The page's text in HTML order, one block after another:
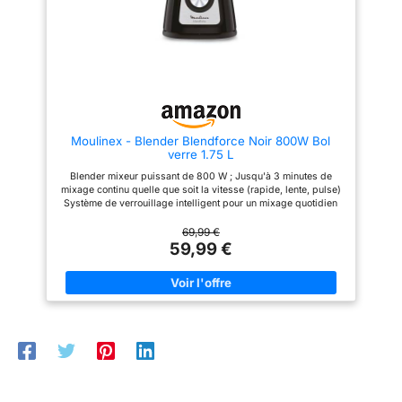
puissance à chaque recette
grâce aux 12 niveaux de
vitesse. La fonction Turbo
que la molette permet un
pour chaque recette. Lame en
protection anti-rayures – La
lame dorée de haute qualité
avec revêtement en titane
ingrédients. La protection sans
surfaces délicates et à réduire
l’utilisation directe dans les
d’amande, du houmous et bien
plus grâce au puissant moteur
Moulinex - Blender Blendforce Noir 800W Bol
verre 1.75 L
Blender mixeur puissant de 800 W ; Jusqu'à 3 minutes de
mixage continu quelle que soit la vitesse (rapide, lente, pulse)
Système de verrouillage intelligent pour un mixage quotidien
refroidissement par air du moteur Bol en verre de 1.75 L
résistant aux chocs thermiques (jusqu'à 80°C) Réparabilité 15
ans : engagement de réparabilité 15 ans au juste prix grâce à
notre réseau de 6200 réparateurs dans le monde, pour
contribuer à la protection de l'environnement et à la réduction
des déchets Fonction glace pilée efficace sans risque de
une facilité d'utilisation
69,99 €
59,99 €